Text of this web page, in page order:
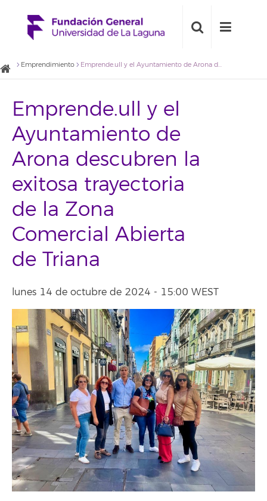
Emprendimiento Emprende.ull y el Ayuntamiento de Arona descubren la exitosa trayectoria de la Zona Comercial Abierta de Triana
Emprende.ull y el
Ayuntamiento de
Arona descubren la
exitosa trayectoria
de la Zona
Comercial Abierta
de Triana
lunes 14 de octubre de 2024 - 15:00 WEST